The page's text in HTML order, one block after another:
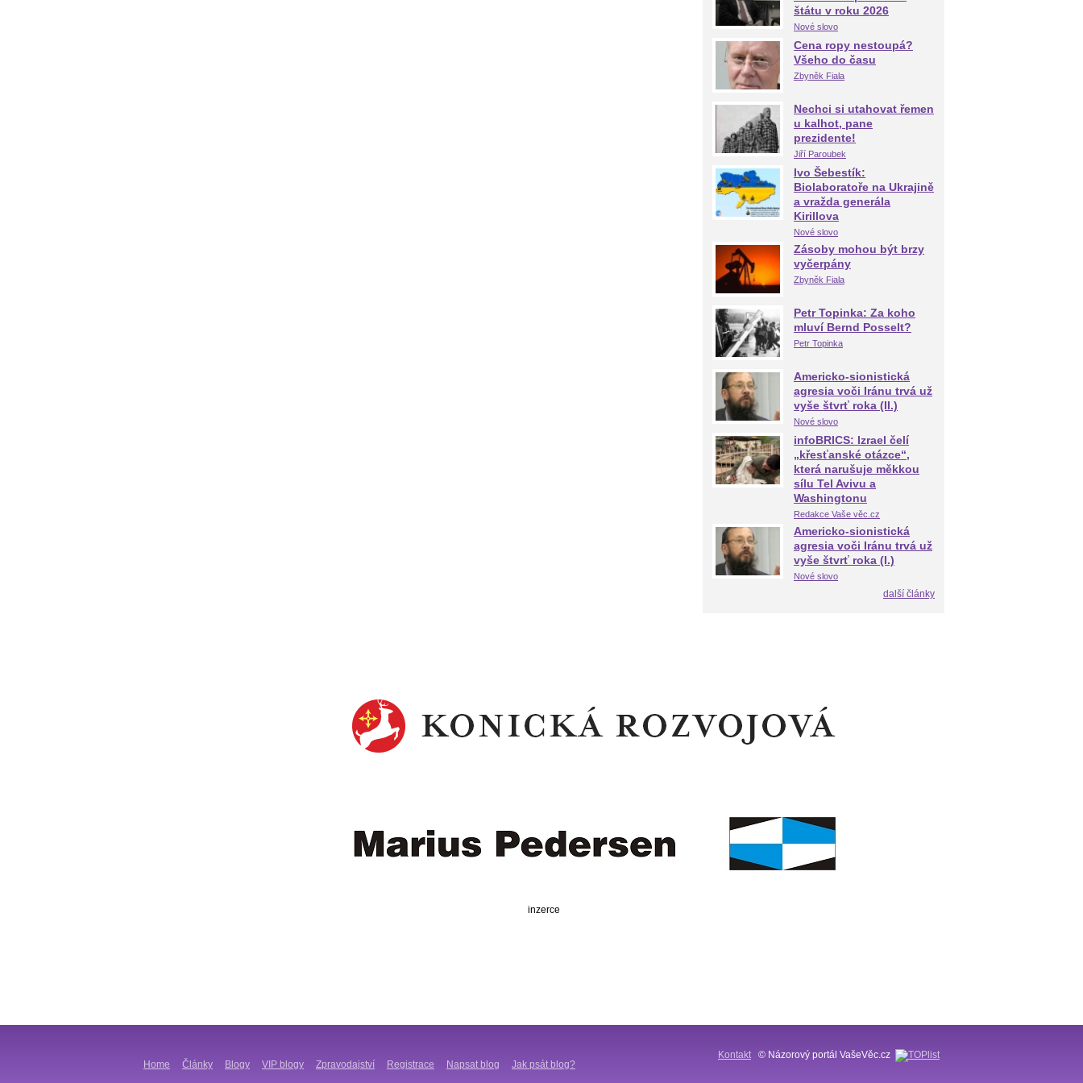
štátu v roku 2026
Nové slovo
Cena ropy nestoupá?
Všeho do času
Zbyněk Fiala
Nechci si utahovat řemen
u kalhot, pane
prezidente!
Jiří Paroubek
Ivo Šebestík:
Biolaboratoře na Ukrajině
a vražda generála
Kirillova
Nové slovo
Zásoby mohou být brzy
vyčerpány
Zbyněk Fiala
Petr Topinka: Za koho
mluví Bernd Posselt?
Petr Topinka
Americko-sionistická
agresia voči Iránu trvá už
vyše štvrť roka (II.)
Nové slovo
infoBRICS: Izrael čelí
„křesťanské otázce“,
která narušuje měkkou
sílu Tel Avivu a
Washingtonu
Redakce Vaše věc.cz
Americko-sionistická
agresia voči Iránu trvá už
vyše štvrť roka (I.)
Nové slovo
další články
inzerce
Home Články Blogy VIP blogy Zpravodajství Registrace Napsat blog Jak psát blog?
Kontakt © Názorový portál VašeVěc.cz